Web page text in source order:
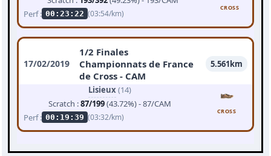
Perf : 00:23:22 (03:54/km)
CROSS
17/02/2019
1/2 Finales
Championnats de France
de Cross - CAM
5.561km
Lisieux(14)
Scratch :87/199(43.72%) - 87/CAM
Perf : 00:19:39 (03:32/km)
CROSS